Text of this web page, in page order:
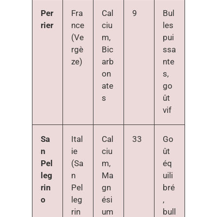
Per
rier
Fra
nce
(Ve
rgè
ze)
Cal
ciu
m,
Bic
arb
on
ate
s
9
Bul
les
pui
ssa
nte
s,
go
ût
vif
Sa
n
Pel
leg
rin
o
Ital
ie
(Sa
n
Pel
leg
rin
Cal
ciu
m,
Ma
gn
ési
um
33
Go
ût
éq
uili
bré
,
bull